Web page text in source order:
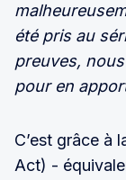
été pris au
preuves,
pour en
C’est grâce à
Act) -